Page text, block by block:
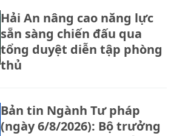
Hải An nâng cao năng lực
sẵn sàng chiến đấu qua
tổng duyệt diễn tập phòng
thủ
Bản tin Ngành Tư pháp
(ngày 6/8/2026): Bộ trưởng